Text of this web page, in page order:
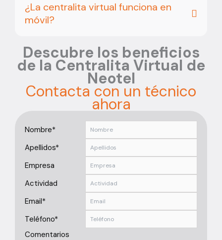
¿La centralita virtual funciona en
móvil?
Descubre los beneficios
de la Centralita Virtual de
Neotel
Contacta con un técnico
ahora
Nombre*
Apellidos*
Empresa
Actividad
Email*
Teléfono*
Comentarios